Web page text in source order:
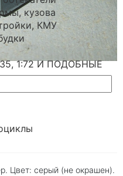
кузова
КМУ
1:72 И ПОДОБНЫЕ
Цвет: серый (не окрашен).